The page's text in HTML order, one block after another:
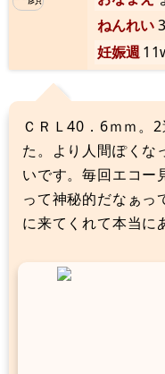
ねんれい
妊娠週
ＣＲＬ40．6ｍｍ。
た。より人間ぽくな
いです。毎回エコー
って神秘的だなぁっ
に来てくれて本当に